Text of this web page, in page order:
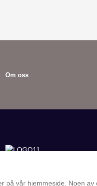
Om oss
på vår hjemmeside. Noen